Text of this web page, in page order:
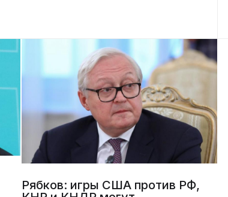
Рябков: игры США против РФ,